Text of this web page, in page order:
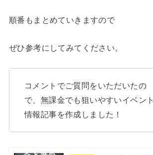
順番もまとめていきますので
ぜひ参考にしてみてください。
コメントでご質問をいただいたの
で、無課金でも狙いやすいイベント
情報記事を作成しました！